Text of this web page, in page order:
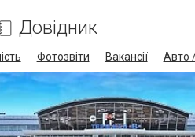
Довідник
Фотозвіти Вакансії Авто